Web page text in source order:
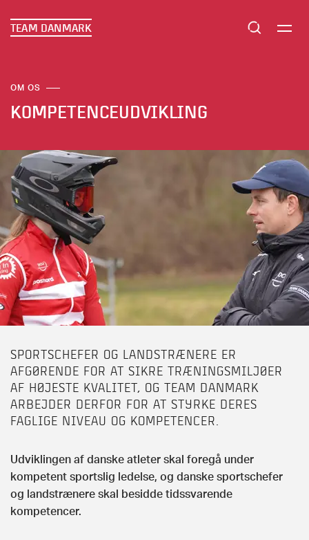
TEAM DANMARK
OM OS
KOMPETENCEUDVIKLING
SPORTSCHEFER OG LANDSTRÆNERE ER
AFGØRENDE FOR AT SIKRE TRÆNINGSMILJØER
AF HØJESTE KVALITET, OG TEAM DANMARK
ARBEJDER DERFOR FOR AT STYRKE DERES
FAGLIGE NIVEAU OG KOMPETENCER.
Udviklingen af danske atleter skal foregå under
kompetent sportslig ledelse, og danske sportschefer
og landstrænere skal besidde tidssvarende
kompetencer.